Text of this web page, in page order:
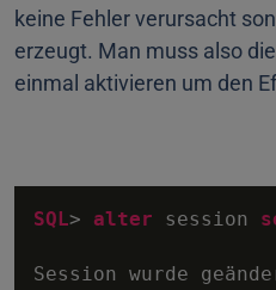
keine Fehler verursacht
erzeugt. Man muss also
einmal aktivieren um den
SQL> alter session
Session wurde